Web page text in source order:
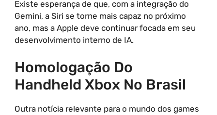
Existe esperança de que, com a integração do
Gemini, a Siri se torne mais capaz no próximo
ano, mas a Apple deve continuar focada em seu
desenvolvimento interno de IA.
Homologação Do
Handheld Xbox No Brasil
Outra notícia relevante para o mundo dos games